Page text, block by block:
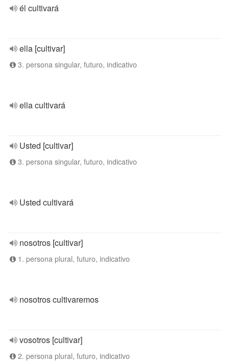
él cultivará
ella [cultivar]
3. persona singular, futuro, indicativo
ella cultivará
Usted [cultivar]
3. persona singular, futuro, indicativo
Usted cultivará
nosotros [cultivar]
1. persona plural, futuro, indicativo
nosotros cultivaremos
vosotros [cultivar]
2. persona plural, futuro, indicativo